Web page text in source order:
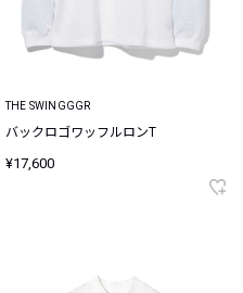
THE SWINGGGR
バックロゴワッフルロンT
¥17,600